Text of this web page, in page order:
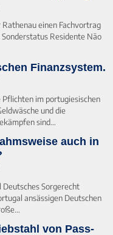
einen Fachvortrag
Residente Não
Finanzsystem.
im portugiesischen
und die
sind…
auch in
Sorgerecht
ansässigen Deutschen
von Pass-